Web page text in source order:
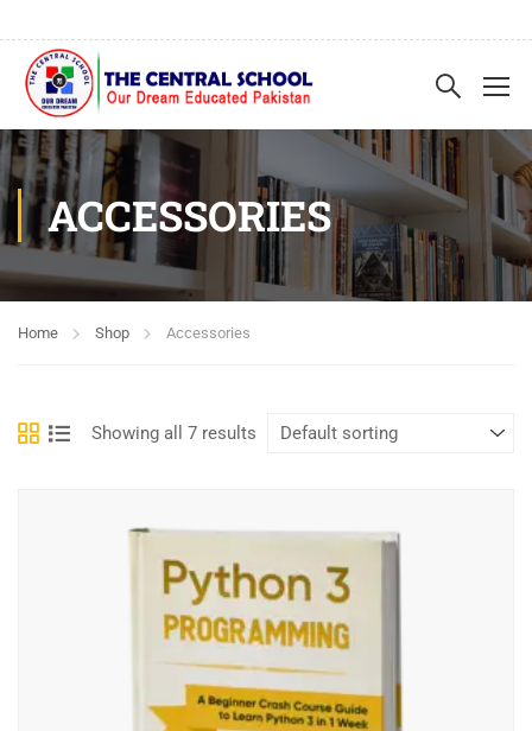
ACCESSORIES
Home Shop Accessories
Showing all 7 results